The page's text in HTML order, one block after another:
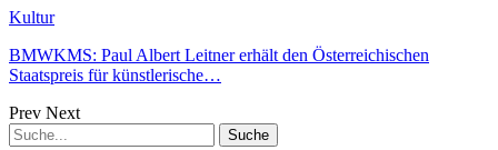
Kultur
BMWKMS: Paul Albert Leitner erhält den Österreichischen
Staatspreis für künstlerische…
Prev Next